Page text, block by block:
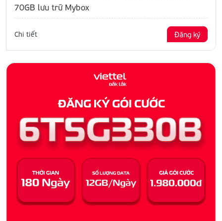
70GB lưu trữ Mybox
Chi tiết Đăng ký